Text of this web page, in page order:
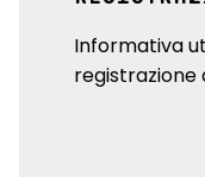
Informativa
registrazione